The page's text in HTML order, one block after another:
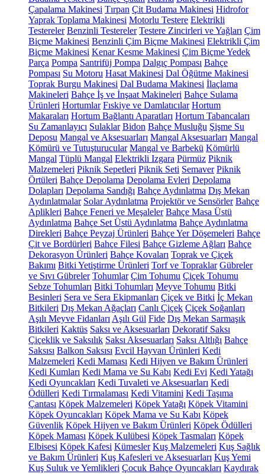
Çapalama Makinesi Tırpan Çit Budama Makinesi Hidrofor
Yaprak Toplama Makinesi Motorlu Testere Elektrikli
Testereler Benzinli Testereler Testere Zincirleri ve Yağları Çim
Biçme Makinesi Benzinli Çim Biçme Makinesi Elektrikli Çim
Biçme Makinesi Kenar Kesme Makinesi Çim Biçme Yedek
Parça Pompa Santrifüj Pompa Dalgıç Pompası Bahçe
Pompası Su Motoru Hasat Makinesi Dal Öğütme Makinesi
Toprak Burgu Makinesi Dal Budama Makinesi İlaçlama
Makineleri Bahçe İş ve İnşaat Makineleri Bahçe Sulama
Ürünleri Hortumlar Fıskiye ve Damlatıcılar Hortum
Makaraları Hortum Bağlantı Aparatları Hortum Tabancaları
Su Zamanlayıcı Sulaklar Bidon Bahçe Musluğu Şişme Su
Deposu Mangal ve Aksesuarları Mangal Aksesuarları Mangal
Kömürü ve Tutuşturucular Mangal ve Barbekü Kömürlü
Mangal Tüplü Mangal Elektrikli Izgara Pürmüz Piknik
Malzemeleri Piknik Sepetleri Piknik Seti Semaver Piknik
Örtüleri Bahçe Depolama Depolama Evleri Depolama
Dolapları Depolama Sandığı Bahçe Aydınlatma Dış Mekan
Aydınlatmalar Solar Aydınlatma Projektör ve Sensörler Bahçe
Aplikleri Bahçe Feneri ve Meşaleler Bahçe Masa Üstü
Aydınlatma Bahçe Set Üstü Aydınlatma Bahçe Aydınlatma
Direkleri Bahçe Peyzaj Ürünleri Bahçe Yer Döşemeleri Bahçe
Çit ve Bordürleri Bahçe Filesi Bahçe Gizleme Ağları Bahçe
Dekorasyon Ürünleri Bahçe Kovaları Toprak ve Çiçek
Bakımı Bitki Yetiştirme Ürünleri Torf ve Topraklar Gübreler
ve Sıvı Gübreler Tohumlar Çim Tohumu Çiçek Tohumu
Sebze Tohumları Bitki Tohumları Meyve Tohumu Bitki
Besinleri Sera ve Sera Ekipmanları Çiçek ve Bitki İç Mekan
Bitkileri Dış Mekan Ağaçları Canlı Çiçek Çiçek Soğanları
Aşılı Meyve Fidanları Aşılı Gül Fide Dış Mekan Sarmaşık
Bitkileri Kaktüs Saksı ve Aksesuarları Dekoratif Saksı
Çiçeklik ve Saksılık Saksı Aksesuarları Saksı Altlığı Bahçe
Saksısı Balkon Saksısı Evcil Hayvan Ürünleri Kedi
Malzemeleri Kedi Maması Kedi Hijyen ve Bakım Ürünleri
Kedi Kumları Kedi Mama ve Su Kabı Kedi Evi Kedi Yatağı
Kedi Oyuncakları Kedi Tuvaleti ve Aksesuarları Kedi
Ödülleri Kedi Tırmalaması Kedi Vitamini Kedi Taşıma
Çantası Köpek Malzemeleri Köpek Yatağı Köpek Vitamini
Köpek Oyuncakları Köpek Mama ve Su Kabı Köpek
Güvenlik Köpek Hijyen ve Bakım Ürünleri Köpek Ödülleri
Köpek Maması Köpek Kulübesi Köpek Tasmaları Köpek
Elbisesi Köpek Kafesi Kümesler Kuş Malzemeleri Kuş Sağlık
ve Bakım Ürünleri Kuş Kafesleri ve Aksesuarları Kuş Yemi
Kuş Suluk ve Yemlikleri Çocuk Bahçe Oyuncakları Kaydırak